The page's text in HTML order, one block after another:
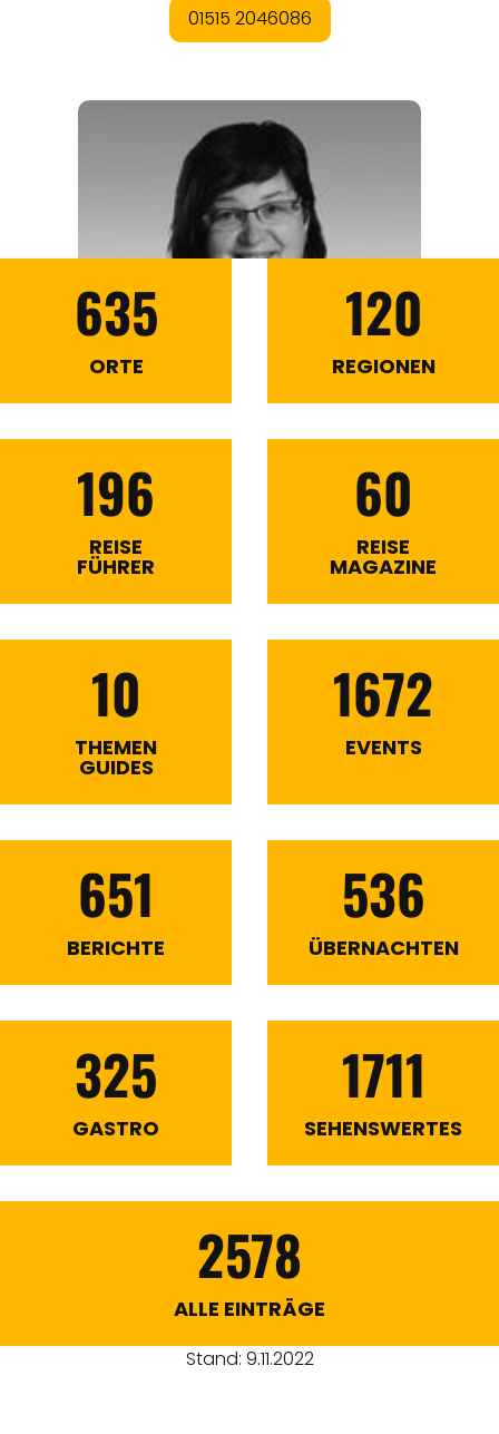
635
ORTE
120
REGIONEN
196
REISE
FÜHRER
60
REISE
MAGAZINE
10
THEMEN
GUIDES
1672
EVENTS
651
BERICHTE
536
ÜBERNACHTEN
325
GASTRO
1711
SEHENSWERTES
2578
ALLE EINTRÄGE
Stand: 9.11.2022